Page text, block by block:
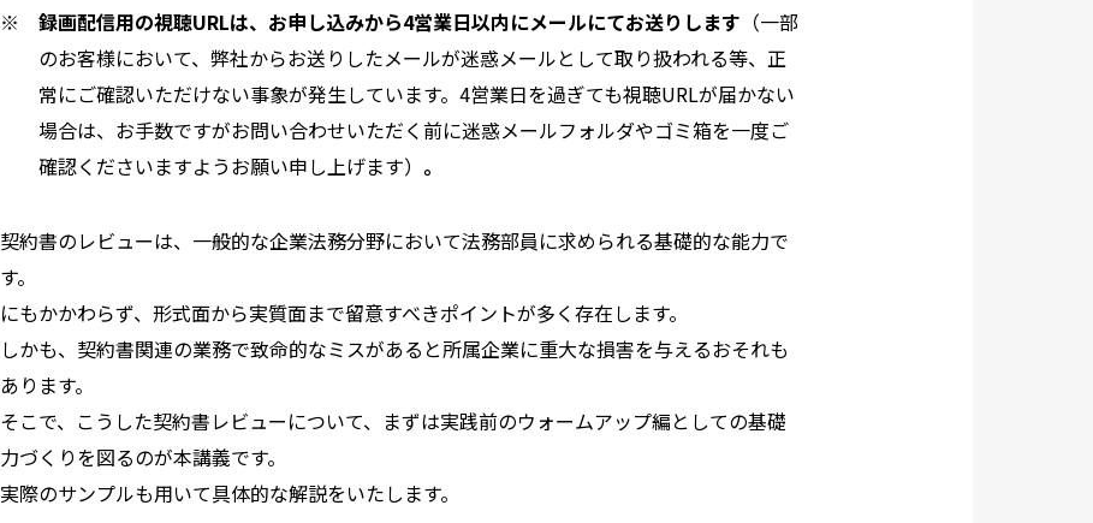
※ 録画配信用の視聴URLは、お申し込みから4営業日以内にメールにてお送りします （一部
のお客様において、弊社からお送りしたメールが迷惑メールとして取り扱われる等、正
常にご確認いただけない事象が発生しています。4営業日を過ぎても視聴URLが届かない
場合は、お手数ですがお問い合わせいただく前に迷惑メールフォルダやゴミ箱を一度ご
確認くださいますようお願い申し上げます）。
契約書のレビューは、一般的な企業法務分野において法務部員に求められる基礎的な能力で
す。
にもかかわらず、形式面から実質面まで留意すべきポイントが多く存在します。
しかも、契約書関連の業務で致命的なミスがあると所属企業に重大な損害を与えるおそれも
あります。
そこで、こうした契約書レビューについて、まずは実践前のウォームアップ編としての基礎
力づくりを図るのが本講義です。
実際のサンプルも用いて具体的な解説をいたします。